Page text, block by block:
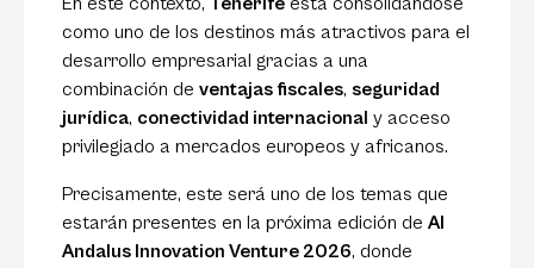
como uno de los destinos más atractivos para el
desarrollo empresarial gracias a una
combinación de ventajas fiscales, seguridad
jurídica, conectividad internacional y acceso
privilegiado a mercados europeos y africanos.
Precisamente, este será uno de los temas que
estarán presentes en la próxima edición de Al
Andalus Innovation Venture 2026, donde